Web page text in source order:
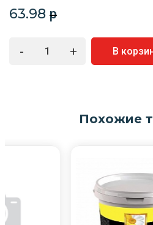
63.98 p
- + В
Похожие